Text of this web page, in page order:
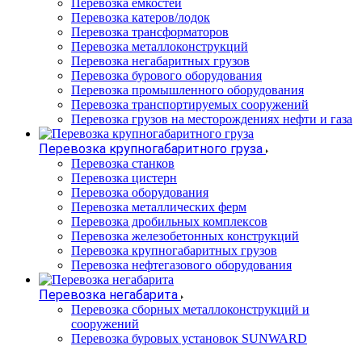
Перевозка емкостей
Перевозка катеров/лодок
Перевозка трансформаторов
Перевозка металлоконструкций
Перевозка негабаритных грузов
Перевозка бурового оборудования
Перевозка промышленного оборудования
Перевозка транспортируемых сооружений
Перевозка грузов на месторождениях нефти и газа
Перевозка крупногабаритного груза
Перевозка станков
Перевозка цистерн
Перевозка оборудования
Перевозка металлических ферм
Перевозка дробильных комплексов
Перевозка железобетонных конструкций
Перевозка крупногабаритных грузов
Перевозка нефтегазового оборудования
Перевозка негабарита
Перевозка сборных металлоконструкций и
сооружений
Перевозка буровых установок SUNWARD